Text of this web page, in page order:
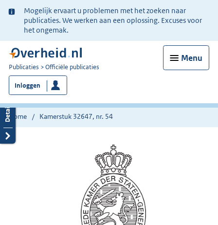
Ter
informatie:
Mogelijk ervaart u problemen met het zoeken naar
publicaties. We werken aan een oplossing. Excuses voor
het ongemak.
Menu
U
bent
nu
hier:
Publicaties Officiële publicaties
Inloggen
Home Kamerstuk 32647, nr. 54